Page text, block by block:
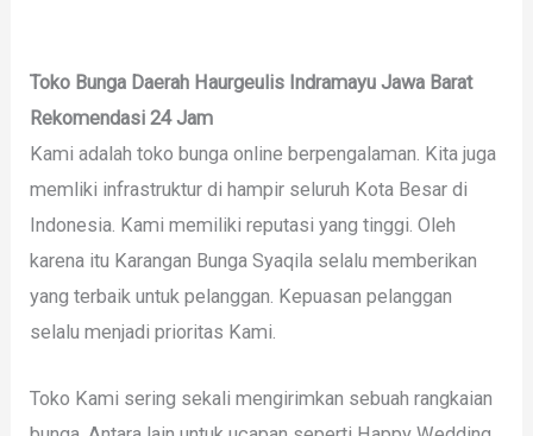
Toko Bunga Daerah Haurgeulis Indramayu Jawa Barat
Rekomendasi 24 Jam
Kami adalah toko bunga online berpengalaman. Kita juga
memliki infrastruktur di hampir seluruh Kota Besar di
Indonesia. Kami memiliki reputasi yang tinggi. Oleh
karena itu Karangan Bunga Syaqila selalu memberikan
yang terbaik untuk pelanggan. Kepuasan pelanggan
selalu menjadi prioritas Kami.
Toko Kami sering sekali mengirimkan sebuah rangkaian